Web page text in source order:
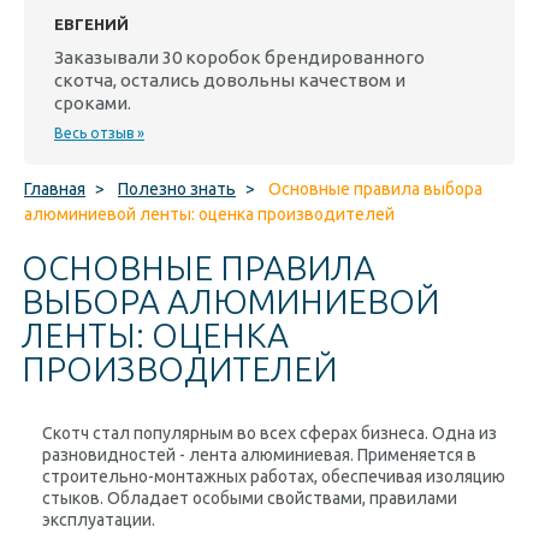
ЕВГЕНИЙ
Заказывали 30 коробок брендированного
скотча, остались довольны качеством и
сроками.
Весь отзыв »
Главная > Полезно знать >
Основные правила выбора
алюминиевой ленты: оценка производителей
ОСНОВНЫЕ ПРАВИЛА
ВЫБОРА АЛЮМИНИЕВОЙ
ЛЕНТЫ: ОЦЕНКА
ПРОИЗВОДИТЕЛЕЙ
Скотч стал популярным во всех сферах бизнеса. Одна из
разновидностей - лента алюминиевая. Применяется в
строительно-монтажных работах, обеспечивая изоляцию
стыков. Обладает особыми свойствами, правилами
эксплуатации.